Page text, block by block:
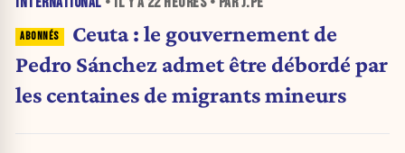
Ceuta : le gouvernement de
Pedro Sánchez admet être débordé par
les centaines de migrants mineurs